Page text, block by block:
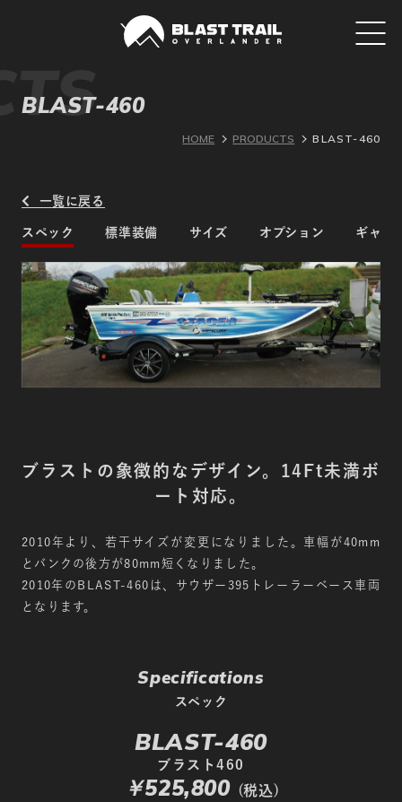
BLAST-460
HOME PRODUCTS BLAST-460
一覧に戻る
スペック 標準装備 サイズ オプション ギャラ
ブラストの象徴的なデザイン。14Ft未満ボ
ート対応。
2010年より、若干サイズが変更になりました。車幅が40mm
とバンクの後方が80mm短くなりました。
2010年のBLAST-460は、サウザー395トレーラーベース車両
となります。
Specifications
スペック
BLAST-460
ブラスト460
￥525,800 (税込)